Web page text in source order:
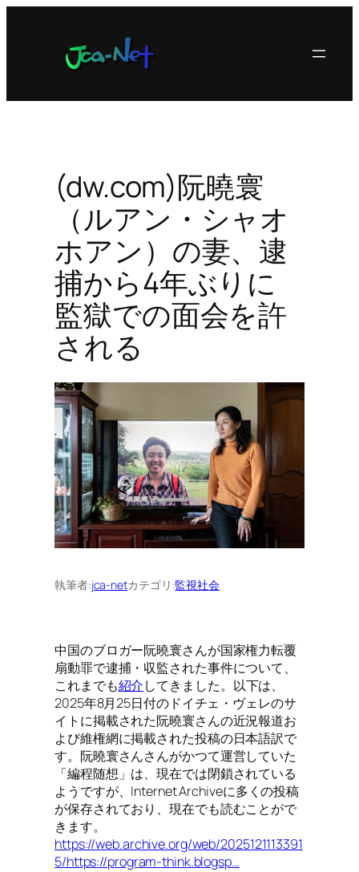
ッ
(dw.com)阮曉寰
（ルアン・シャオ
ホアン）の妻、逮
捕から4年ぶりに
監獄での面会を許
される
執筆者:jca-netカテゴリ:監視社会
中国のブロガー阮曉寰さんが国家権力転覆
扇動罪で逮捕・収監された事件について、
これまでも紹介してきました。以下は、
2025年8月25日付のドイチェ・ヴェレのサ
イトに掲載された阮曉寰さんの近況報道お
よび維権網に掲載された投稿の日本語訳で
す。阮曉寰さんさんがかつて運営していた
「編程随想」は、現在では閉鎖されている
ようですが、Internet Archiveに多くの投稿
が保存されており、現在でも読むことがで
きます。
https://web.archive.org/web/2025121113391
5/https://program-think.blogsp…